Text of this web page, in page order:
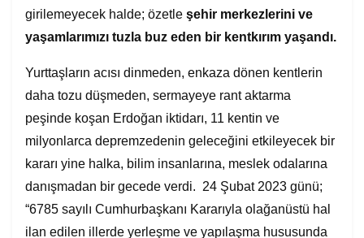
girilemeyecek halde; özetle şehir merkezlerini ve
yaşamlarımızı tuzla buz eden bir kentkırım yaşandı.
Yurttaşların acısı dinmeden, enkaza dönen kentlerin
daha tozu düşmeden, sermayeye rant aktarma
peşinde koşan Erdoğan iktidarı, 11 kentin ve
milyonlarca depremzedenin geleceğini etkileyecek bir
kararı yine halka, bilim insanlarına, meslek odalarına
danışmadan bir gecede verdi. 24 Şubat 2023 günü;
“6785 sayılı Cumhurbaşkanı Kararıyla olağanüstü hal
ilan edilen illerde yerleşme ve yapılaşma hususunda